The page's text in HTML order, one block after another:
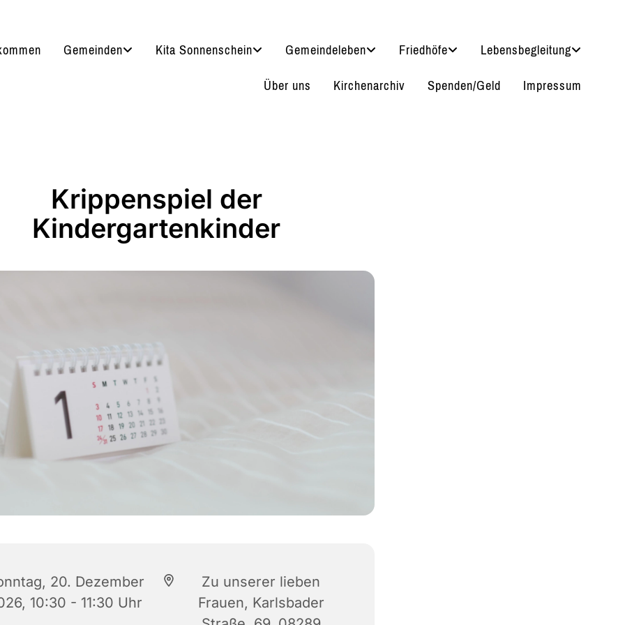
Gemeinden Kita Sonnenschein Gemeindeleben Friedhöfe
Lebensbegleitung
Über uns
Kirchenarchiv Spenden/Geld Impressum
Krippenspiel der
Kindergartenkinder
20. Dezember
10:30 - 11:30 Uhr
Zu unserer lieben
Frauen, Karlsbader